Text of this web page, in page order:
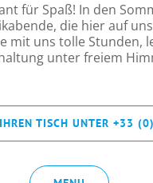
für Spaß! In den
die hier auf
mit uns tolle Stunden,
unter freiem
IHREN TISCH UNTER +33